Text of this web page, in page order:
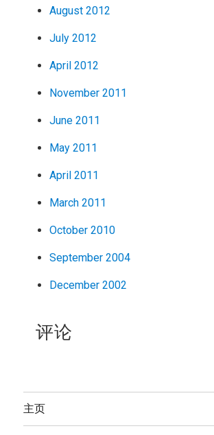
August 2012
July 2012
April 2012
November 2011
June 2011
May 2011
April 2011
March 2011
October 2010
September 2004
December 2002
评论
主页